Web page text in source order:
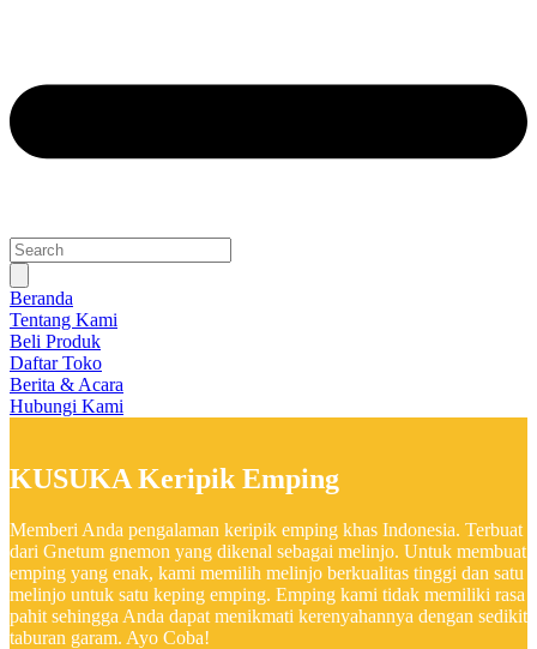
Beranda
Tentang Kami
Beli Produk
Daftar Toko
Berita & Acara
Hubungi Kami
KUSUKA Keripik Emping
Memberi Anda pengalaman keripik emping khas Indonesia. Terbuat
dari Gnetum gnemon yang dikenal sebagai melinjo. Untuk membuat
emping yang enak, kami memilih melinjo berkualitas tinggi dan satu
melinjo untuk satu keping emping. Emping kami tidak memiliki rasa
pahit sehingga Anda dapat menikmati kerenyahannya dengan sedikit
taburan garam. Ayo Coba!